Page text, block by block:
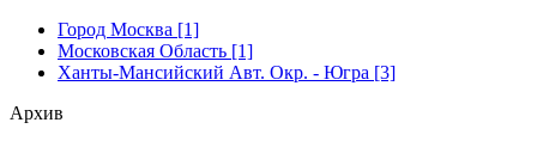
Город Москва [1]
Московская Область [1]
Ханты-Мансийский Авт. Окр. - Югра [3]
Архив